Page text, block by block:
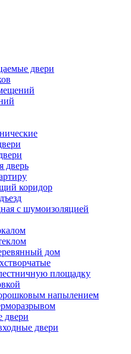
двери
дверь
коридор
с шумоизоляцией
дом
площадку
напылением
двери
двери